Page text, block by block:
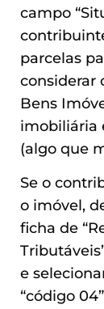
campo
parcelas
considerar
Bens
imobiliária
(algo que
Se o
o imóvel,
ficha de
e
“código